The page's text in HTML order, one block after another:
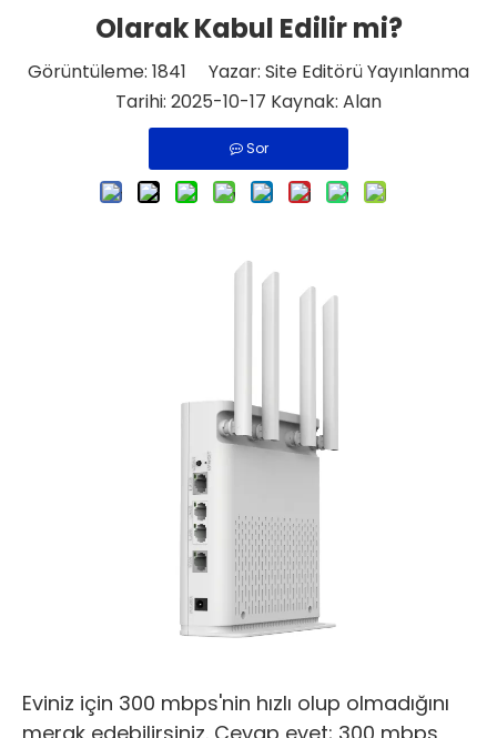
Olarak Kabul Edilir mi?
Görüntüleme: 1841 Yazar: Site Editörü Yayınlanma
Tarihi: 2025-10-17 Kaynak: Alan
Sor
Eviniz için 300 mbps'nin hızlı olup olmadığını